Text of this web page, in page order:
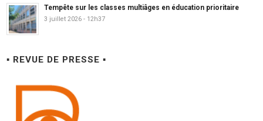
Tempête sur les classes multiâges en éducation prioritaire
3 juillet 2026 - 12h37
▪ REVUE DE PRESSE ▪